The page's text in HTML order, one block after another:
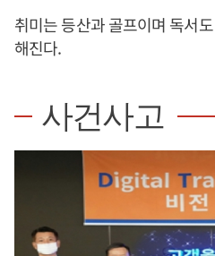
취미는 등산과 골프이며 독서
해진다.
사건사고